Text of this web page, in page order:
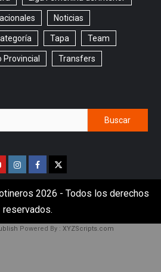
Noticias
Tapa Team
Provincial Transfers
2026 - Todos los derechos
reservados.
Powered By : XYZScripts.com